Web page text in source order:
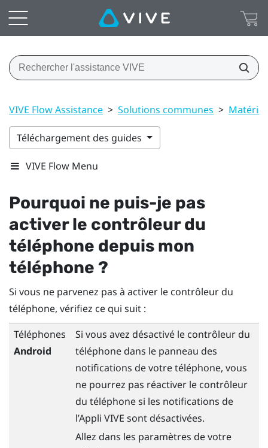
VIVE Flow Assistance > Solutions communes > Matériel
Téléchargement des guides
VIVE Flow Menu
Pourquoi ne puis-je pas
activer le contrôleur du
téléphone depuis mon
téléphone ?
Si vous ne parvenez pas à activer le contrôleur du
téléphone, vérifiez ce qui suit :
Téléphones
Android
Si vous avez désactivé le contrôleur du
téléphone dans le panneau des
notifications de votre téléphone, vous
ne pourrez pas réactiver le contrôleur
du téléphone si les notifications de
l’Appli VIVE sont désactivées.
Allez dans les paramètres de votre